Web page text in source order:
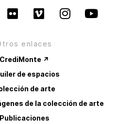
enlaces
CrediMonte ↗
de espacios
de arte
de la colección de arte
Publicaciones